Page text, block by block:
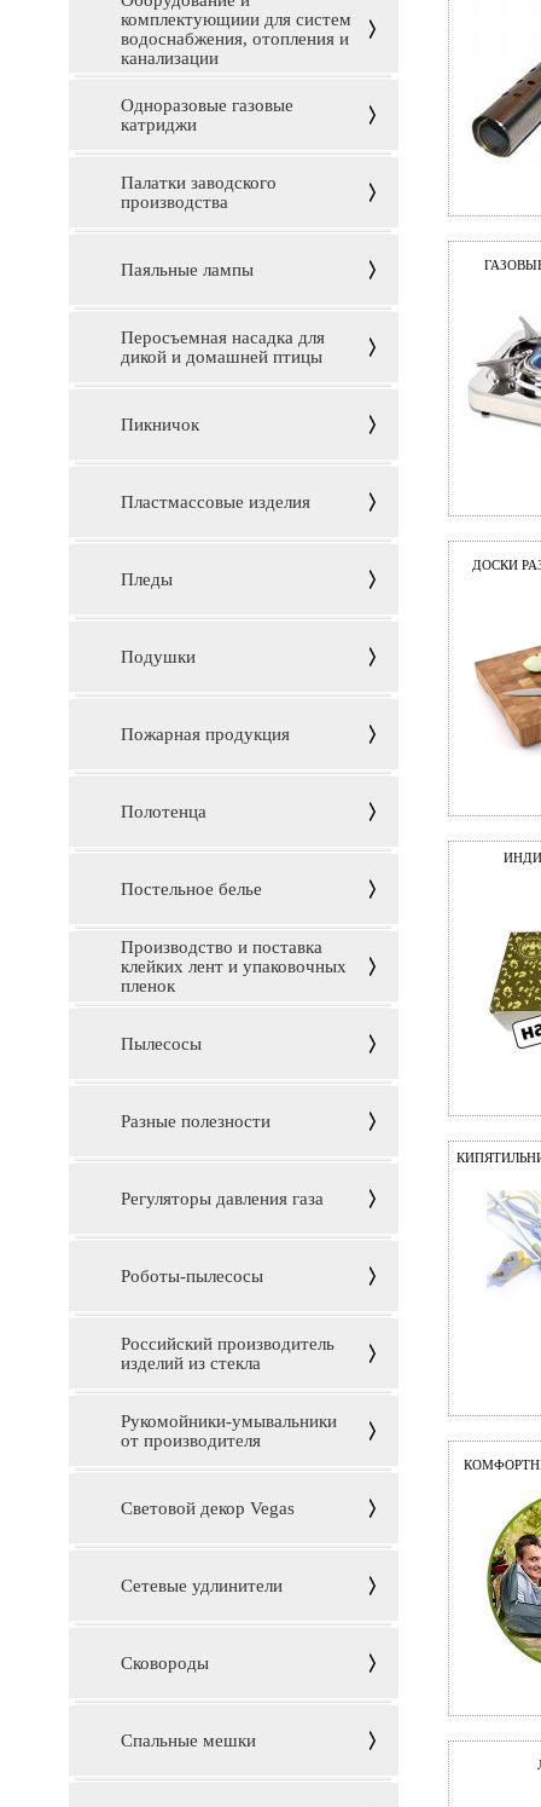
комплектующиии для систем
водоснабжения, отопления и
канализации
Одноразовые газовые
катриджи
Палатки заводского
производства
Паяльные лампы
Перосъемная насадка для
дикой и домашней птицы
Пикничок
Пластмассовые изделия
Пледы
Подушки
Пожарная продукция
Полотенца
Постельное белье
Производство и поставка
клейких лент и упаковочных
пленок
Пылесосы
Разные полезности
Регуляторы давления газа
Роботы-пылесосы
Российский производитель
изделий из стекла
Рукомойники-умывальники
от производителя
Световой декор Vegas
Сетевые удлинители
Сковороды
Спальные мешки
ДОСКИ